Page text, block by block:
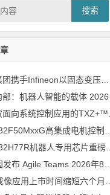
搜索
大联大诠鼎集团携手Infineon以固态变压器重构配电效率新标杆
：机器人智能的载体 2026年8月6日
兆易创新GD32H77R机器人专用芯片重磅亮相，精准赋能伺服驱动与关节控制
发布 Agile Teams 2026年8月6日